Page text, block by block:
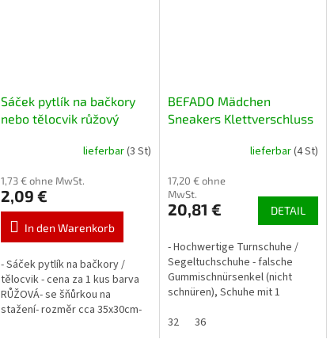
Sáček pytlík na bačkory
nebo tělocvik růžový
lieferbar(3 St)
1,73 € ohne MwSt.
2,09 €
In den Warenkorb
- Sáček pytlík na bačkory /
tělocvik - cena za 1 kus barva
RŮŽOVÁ- se šňůrkou na
stažení- rozměr cca 35x30cm-
BEFADO Mädchen
Sneakers Klettverschluss
lieferbar(4 St)
17,20 € ohne
MwSt.
20,81 € DETAIL
- Hochwertige Turnschuhe /
Segeltuchschuhe - falsche
Gummischnürsenkel (nicht
schnüren), Schuhe mit 1
sind leicht und bequem - Textil
32 36